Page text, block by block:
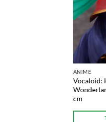
ANIME
Vocaloid:
cm